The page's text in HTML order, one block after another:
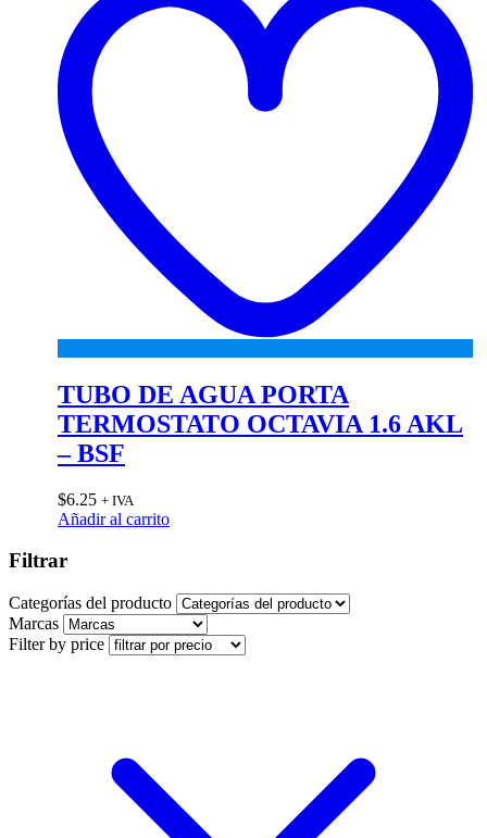
TUBO DE AGUA PORTA
TERMOSTATO OCTAVIA 1.6 AKL
– BSF
$6.25 + IVA
Añadir al carrito
Filtrar
Categorías del producto
Marcas
Filter by price